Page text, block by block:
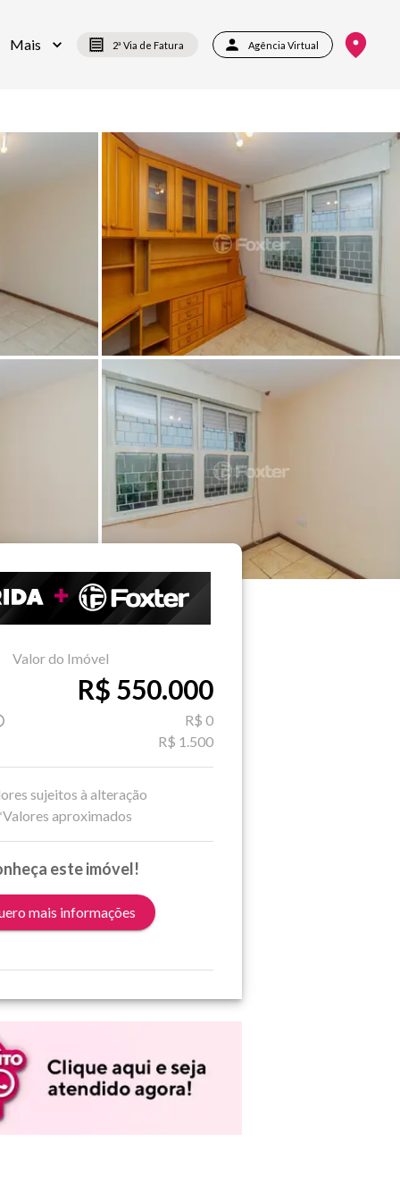
Mais 2ª Via de Fatura Agência Virtual
Valor do Imóvel
R$ 550.000
R$ 0
R$ 1.500
sujeitos à alteração
aproximados
este imóvel!
mais informações